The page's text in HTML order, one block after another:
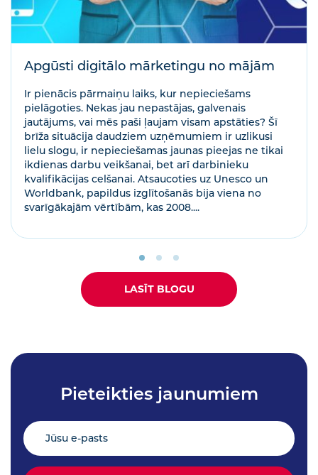
Apgūsti digitālo mārketingu no mājām
Ir pienācis pārmaiņu laiks, kur nepieciešams
pielāgoties. Nekas jau nepastājas, galvenais
jautājums, vai mēs paši ļaujam visam apstāties? Šī
brīža situācija daudziem uzņēmumiem ir uzlikusi
lielu slogu, ir nepieciešamas jaunas pieejas ne tikai
ikdienas darbu veikšanai, bet arī darbinieku
kvalifikācijas celšanai. Atsaucoties uz Unesco un
Worldbank, papildus izglītošanās bija viena no
svarīgākajām vērtībām, kas 2008....
LASĪT BLOGU
Pieteikties jaunumiem